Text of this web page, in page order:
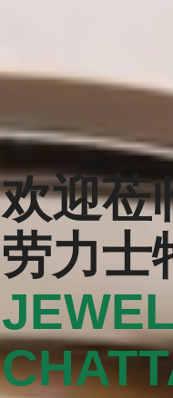
欢迎莅
劳力士